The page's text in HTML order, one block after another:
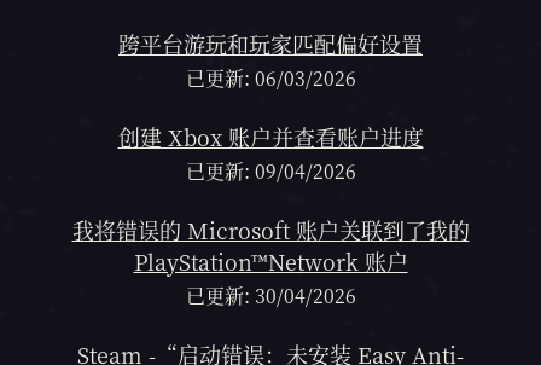
跨平台游玩和玩家匹配偏好设置
已更新: 06/03/2026
创建 Xbox 账户并查看账户进度
已更新: 09/04/2026
我将错误的 Microsoft 账户关联到了我的
PlayStation™Network 账户
已更新: 30/04/2026
Steam -“启动错误：未安装 Easy Anti-